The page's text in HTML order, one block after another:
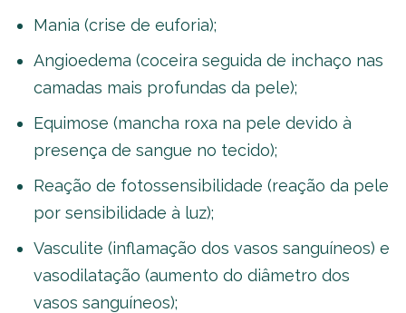
Mania (crise de euforia);
Angioedema (coceira seguida de inchaço nas
camadas mais profundas da pele);
Equimose (mancha roxa na pele devido à
presença de sangue no tecido);
Reação de fotossensibilidade (reação da pele
por sensibilidade à luz);
Vasculite (inflamação dos vasos sanguíneos) e
vasodilatação (aumento do diâmetro dos
vasos sanguíneos);